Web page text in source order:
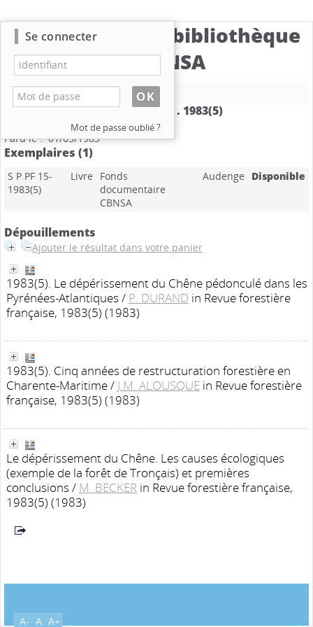
Catalogue de la bibliothèque
du CBNSA
Nouvelle recherche
Revue forestière française . 1983(5)
Mention de date : 1983
Paru le : 01/05/1983
Exemplaires (1)
S P PF 15-
1983(5)
Livre
Fonds
documentaire
CBNSA
Audenge Disponible
Dépouillements
Ajouter le résultat dans votre panier
1983(5). Le dépérissement du Chêne pédonculé dans les
Pyrénées-Atlantiques / P. DURAND in Revue forestière
française, 1983(5) (1983)
1983(5). Cinq années de restructuration forestière en
Charente-Maritime/ J.M. ALOUSQUE in Revue forestière
française, 1983(5) (1983)
Le dépérissement du Chêne. Les causes écologiques
(exemple de la forêt de Tronçais) et premières
conclusions / M. BECKER in Revue forestière française,
1983(5) (1983)
A- A A+
Se connecter
Mot de passe oublié ?